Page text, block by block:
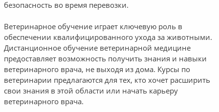
безопасность во время перевозки.
Ветеринарное обучение играет ключевую роль в
обеспечении квалифицированного ухода за животными.
Дистанционное обучение ветеринарной медицине
предоставляет возможность получить знания и навыки
ветеринарного врача, не выходя из дома. Курсы по
ветеринарии предлагаются для тех, кто хочет расширить
свои знания в этой области или начать карьеру
ветеринарного врача.